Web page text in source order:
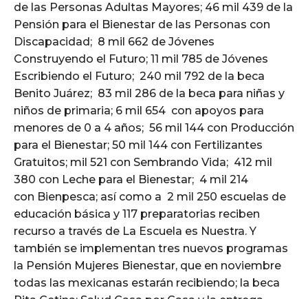
de las Personas Adultas Mayores; 46 mil 439 de la
Pensión para el Bienestar de las Personas con
Discapacidad; 8 mil 662 de Jóvenes
Construyendo el Futuro; 11 mil 785 de Jóvenes
Escribiendo el Futuro; 240 mil 792 de la beca
Benito Juárez; 83 mil 286 de la beca para niñas y
niños de primaria; 6 mil 654 con apoyos para
menores de 0 a 4 años; 56 mil 144 con Producción
para el Bienestar; 50 mil 144 con Fertilizantes
Gratuitos; mil 521 con Sembrando Vida; 412 mil
380 con Leche para el Bienestar; 4 mil 214
con Bienpesca; así como a 2 mil 250 escuelas de
educación básica y 117 preparatorias reciben
recurso a través de La Escuela es Nuestra. Y
también se implementan tres nuevos programas
la Pensión Mujeres Bienestar, que en noviembre
todas las mexicanas estarán recibiendo; la beca